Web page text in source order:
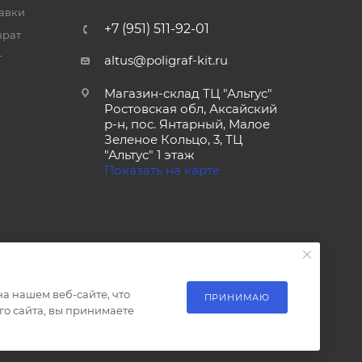
+7 (951) 511-92-01
altus@poligraf-kit.ru
Магазин-склад ТЦ "Альтус"
Ростовская обл, Аксайский
р-н, пос. Янтарный, Малое
Зеленое Кольцо, 3, ТЦ
"Альтус" 1 этаж
Показать на карте
нашем веб-сайте, что
сайта, вы принимаете
ПРИНИМАЮ